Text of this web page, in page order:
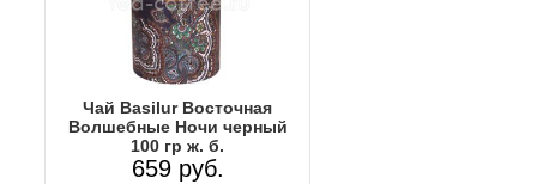
Чай Basilur Восточная
Волшебные Ночи черный
100 гр ж. б.
659 руб.